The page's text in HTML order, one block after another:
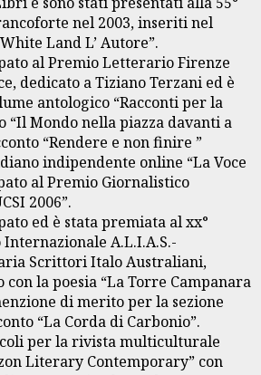
nel 2003, inseriti nel
Land L’ Autore”.
al Premio Letterario Firenze
dedicato a Tiziano Terzani ed è
antologico “Racconti per la
“Il Mondo nella piazza davanti a
“Rendere e non finire ”
indipendente online “La Voce
al Premio Giornalistico
2006”.
ed è stata premiata al xx°
A.L.I.A.S.-
Scrittori Italo Australiani,
con la poesia “La Torre Campanara
di merito per la sezione
“La Corda di Carbonio”.
per la rivista multiculturale
Literary Contemporary” con